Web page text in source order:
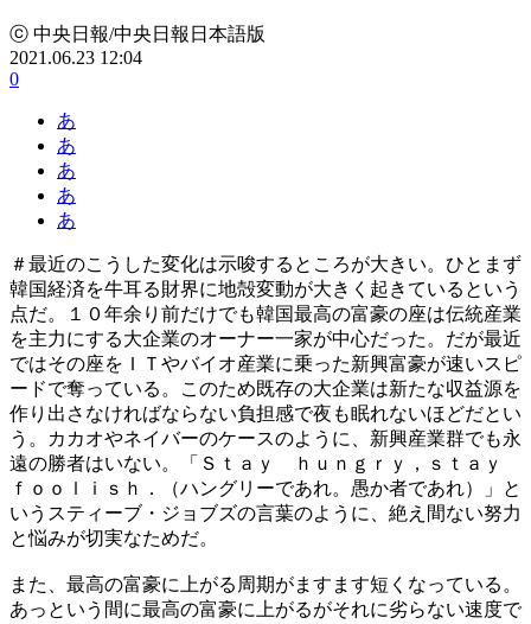
ⓒ 中央日報/中央日報日本語版
2021.06.23 12:04
0
あ
あ
あ
あ
あ
＃最近のこうした変化は示唆するところが大きい。ひとまず
韓国経済を牛耳る財界に地殻変動が大きく起きているという
点だ。１０年余り前だけでも韓国最高の富豪の座は伝統産業
を主力にする大企業のオーナー一家が中心だった。だが最近
ではその座をＩＴやバイオ産業に乗った新興富豪が速いスピ
ードで奪っている。このため既存の大企業は新たな収益源を
作り出さなければならない負担感で夜も眠れないほどだとい
う。カカオやネイバーのケースのように、新興産業群でも永
遠の勝者はいない。「Ｓｔａｙ ｈｕｎｇｒｙ，ｓｔａｙ
ｆｏｏｌｉｓｈ．（ハングリーであれ。愚か者であれ）」と
いうスティーブ・ジョブズの言葉のように、絶え間ない努力
と悩みが切実なためだ。
また、最高の富豪に上がる周期がますます短くなっている。
あっという間に最高の富豪に上がるがそれに劣らない速度で